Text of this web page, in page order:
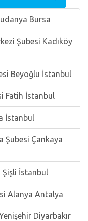
Bursa
Şubesi Kadıköy
Beyoğlu İstanbul
Fatih İstanbul
İstanbul
Şubesi Çankaya
Şişli İstanbul
Alanya Antalya
Diyarbakır